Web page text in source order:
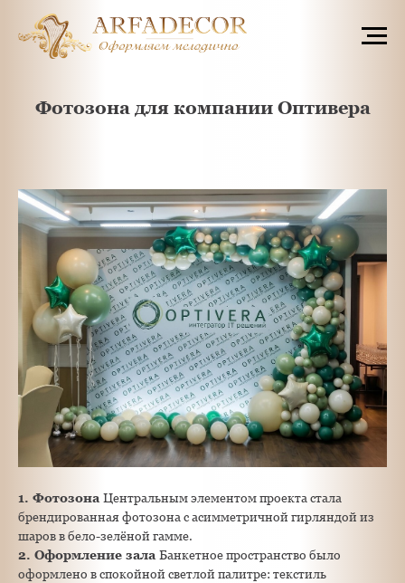
Фотозона для компании Оптивера
1. Фотозона Центральным элементом проекта стала
брендированная фотозона с асимметричной гирляндой из
шаров в бело-зелёной гамме.
2. Оформление зала Банкетное пространство было
оформлено в спокойной светлой палитре: текстиль